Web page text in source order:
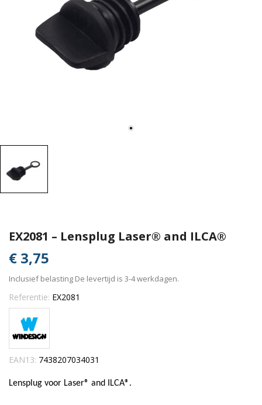
EX2081 – Lensplug Laser® and ILCA®
€ 3,75
Inclusief belasting De levertijd is 3-4 werkdagen.
Referentie: EX2081
EAN13: 7438207034031
Lensplug voor Laser® and ILCA®.